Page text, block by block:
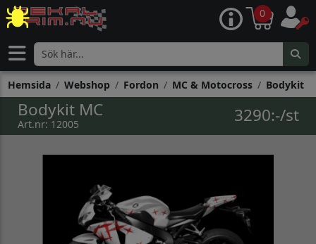
0
Hemsida Webshop Fordon MC & Motocross Bodykit
Bodykit MC
Art.nr: 12005 3290:-/st